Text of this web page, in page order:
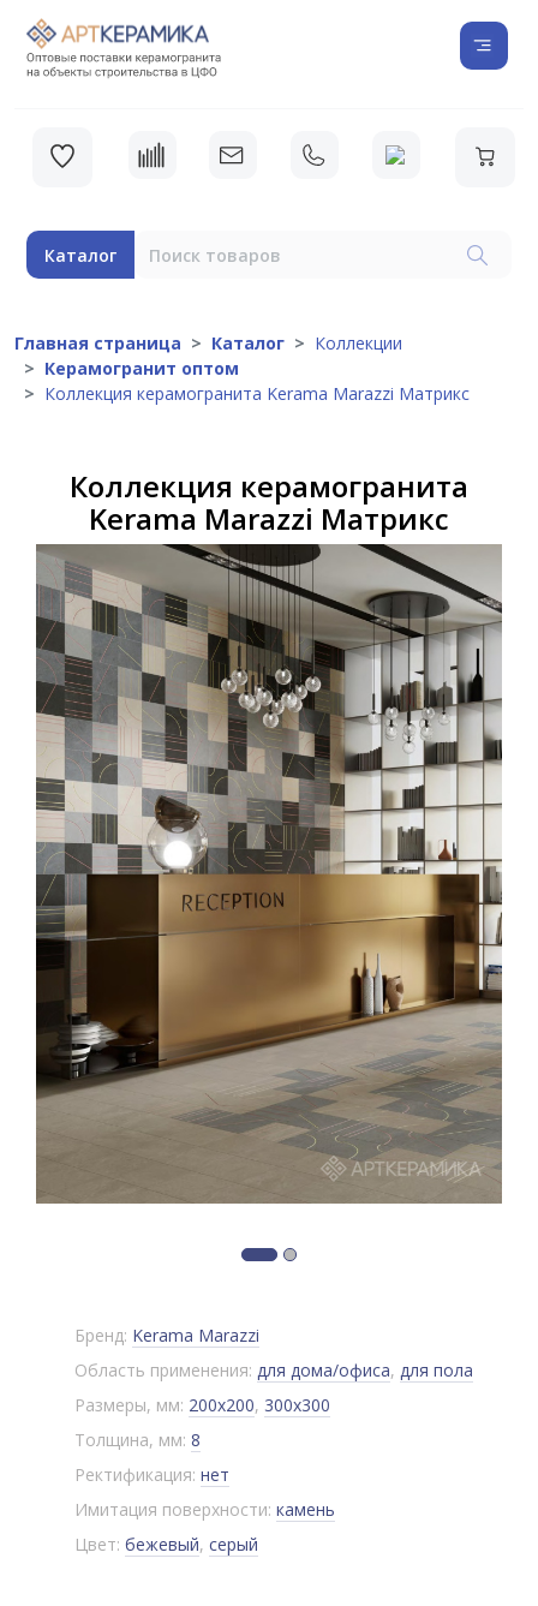
Каталог
Главная страница Каталог
Коллекции
Керамогранит оптом
Коллекция керамогранита Kerama Marazzi Матрикс
Коллекция керамогранита
Kerama Marazzi Матрикс
Бренд: Kerama Marazzi
Область применения: для дома/офиса, для пола
Размеры, мм: 200x200, 300x300
Толщина, мм: 8
Ректификация: нет
Имитация поверхности: камень
Цвет: бежевый, серый